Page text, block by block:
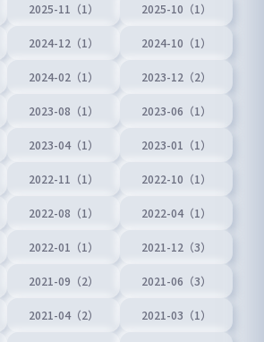
2025-11（1） 2025-10（1）
2024-12（1） 2024-10（1）
2024-02（1） 2023-12（2）
2023-08（1） 2023-06（1）
2023-04（1） 2023-01（1）
2022-11（1） 2022-10（1）
2022-08（1） 2022-04（1）
2022-01（1） 2021-12（3）
2021-09（2） 2021-06（3）
2021-04（2） 2021-03（1）